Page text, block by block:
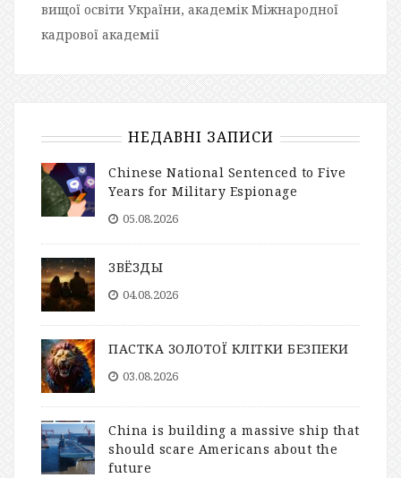
вищої освіти України, академік Міжнародної
кадрової академії
НЕДАВНІ ЗАПИСИ
Chinese National Sentenced to Five
Years for Military Espionage
05.08.2026
ЗВЁЗДЫ
04.08.2026
ПАСТКА ЗОЛОТОЇ КЛІТКИ БЕЗПЕКИ
03.08.2026
China is building a massive ship that
should scare Americans about the
future